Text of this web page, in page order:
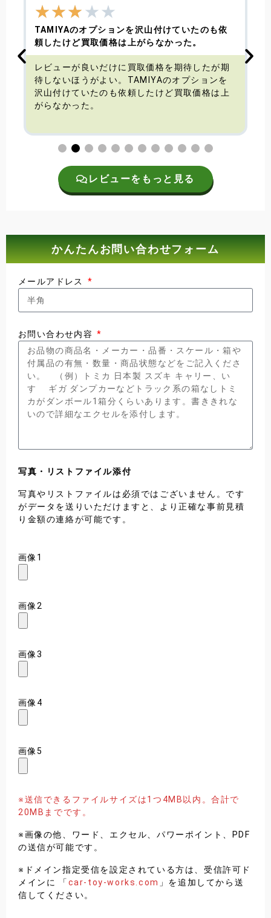
★★★ ★★
TAMIYAのオプションを沢山付けていたのも依
頼したけど買取価格は上がらなかった。
レビューが良いだけに買取価格を期待したが期
待しないほうがよい。TAMIYAのオプションを
沢山付けていたのも依頼したけど買取価格は上
がらなかった。
レビューをもっと見る
かんたんお問い合わせフォーム
メールアドレス
お問い合わせ内容
写真・リストファイル添付
写真やリストファイルは必須ではございません。です
がデータを送りいただけますと、より正確な事前見積
り金額の連絡が可能です。
画像1
画像2
画像3
画像4
画像5
※送信できるファイルサイズは1つ4MB以内。合計で
20MBまでです。
※画像の他、ワード、エクセル、パワーポイント、PDF
の送信が可能です。
※ドメイン指定受信を設定されている方は、受信許可ド
メインに 「 car-toy-works.com 」を追加してから送
信してください。